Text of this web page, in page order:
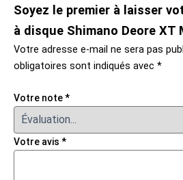
Soyez le premier à laisser
à disque Shimano Deore XT
Votre adresse e-mail ne sera pas
obligatoires sont indiqués avec *
Votre note*
Votre avis *